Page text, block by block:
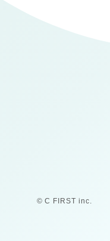
© C FIRST inc.